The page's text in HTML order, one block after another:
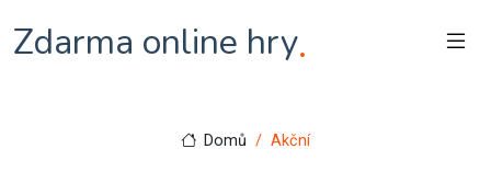
Zdarma online hry.
Domů Akční